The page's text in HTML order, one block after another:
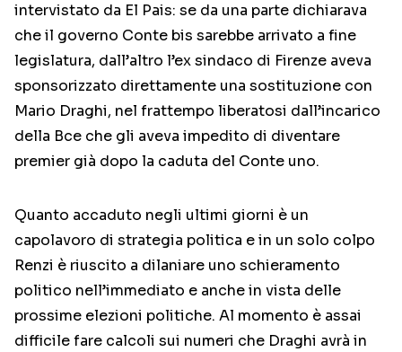
intervistato da El Pais: se da una parte dichiarava
che il governo Conte bis sarebbe arrivato a fine
legislatura, dall’altro l’ex sindaco di Firenze aveva
sponsorizzato direttamente una sostituzione con
Mario Draghi, nel frattempo liberatosi dall’incarico
della Bce che gli aveva impedito di diventare
premier già dopo la caduta del Conte uno.
Quanto accaduto negli ultimi giorni è un
capolavoro di strategia politica e in un solo colpo
Renzi è riuscito a dilaniare uno schieramento
politico nell’immediato e anche in vista delle
prossime elezioni politiche. Al momento è assai
difficile fare calcoli sui numeri che Draghi avrà in